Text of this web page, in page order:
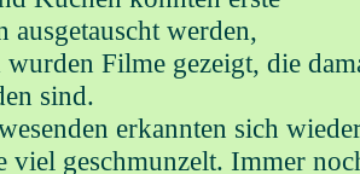
ausgetauscht werden,
wurden Filme gezeigt, die
sind.
erkannten sich
viel geschmunzelt. Immer